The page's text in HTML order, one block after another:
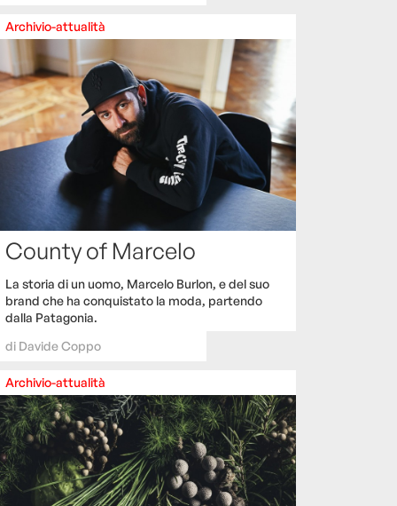
Archivio-attualità
County of Marcelo
La storia di un uomo, Marcelo Burlon, e del suo
brand che ha conquistato la moda, partendo
dalla Patagonia.
di Davide Coppo
Archivio-attualità